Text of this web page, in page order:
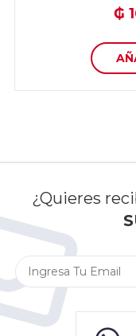
₲
¿Quieres